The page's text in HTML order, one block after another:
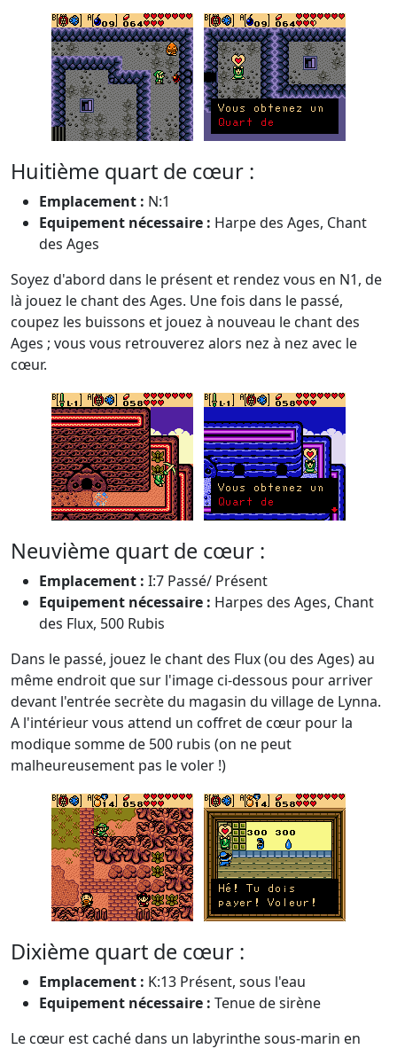
Huitième quart de cœur :
Emplacement : N:1
Equipement nécessaire : Harpe des Ages, Chant
des Ages
Soyez d'abord dans le présent et rendez vous en N1, de
là jouez le chant des Ages. Une fois dans le passé,
coupez les buissons et jouez à nouveau le chant des
Ages ; vous vous retrouverez alors nez à nez avec le
cœur.
Neuvième quart de cœur :
Emplacement : I:7 Passé/ Présent
Equipement nécessaire : Harpes des Ages, Chant
des Flux, 500 Rubis
Dans le passé, jouez le chant des Flux (ou des Ages) au
même endroit que sur l'image ci-dessous pour arriver
devant l'entrée secrète du magasin du village de Lynna.
A l'intérieur vous attend un coffret de cœur pour la
modique somme de 500 rubis (on ne peut
malheureusement pas le voler !)
Dixième quart de cœur :
Emplacement : K:13 Présent, sous l'eau
Equipement nécessaire : Tenue de sirène
Le cœur est caché dans un labyrinthe sous-marin en